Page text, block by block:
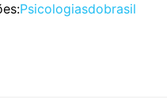
Psicologiasdobrasil